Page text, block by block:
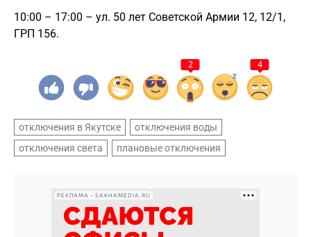
10:00 – 17:00 – ул. 50 лет Советской Армии 12, 12/1,
ГРП 156.
2 4
отключения в Якутске
отключения воды
отключения света
плановые отключения
РЕКЛАМА • SAKHAMEDIA.RU